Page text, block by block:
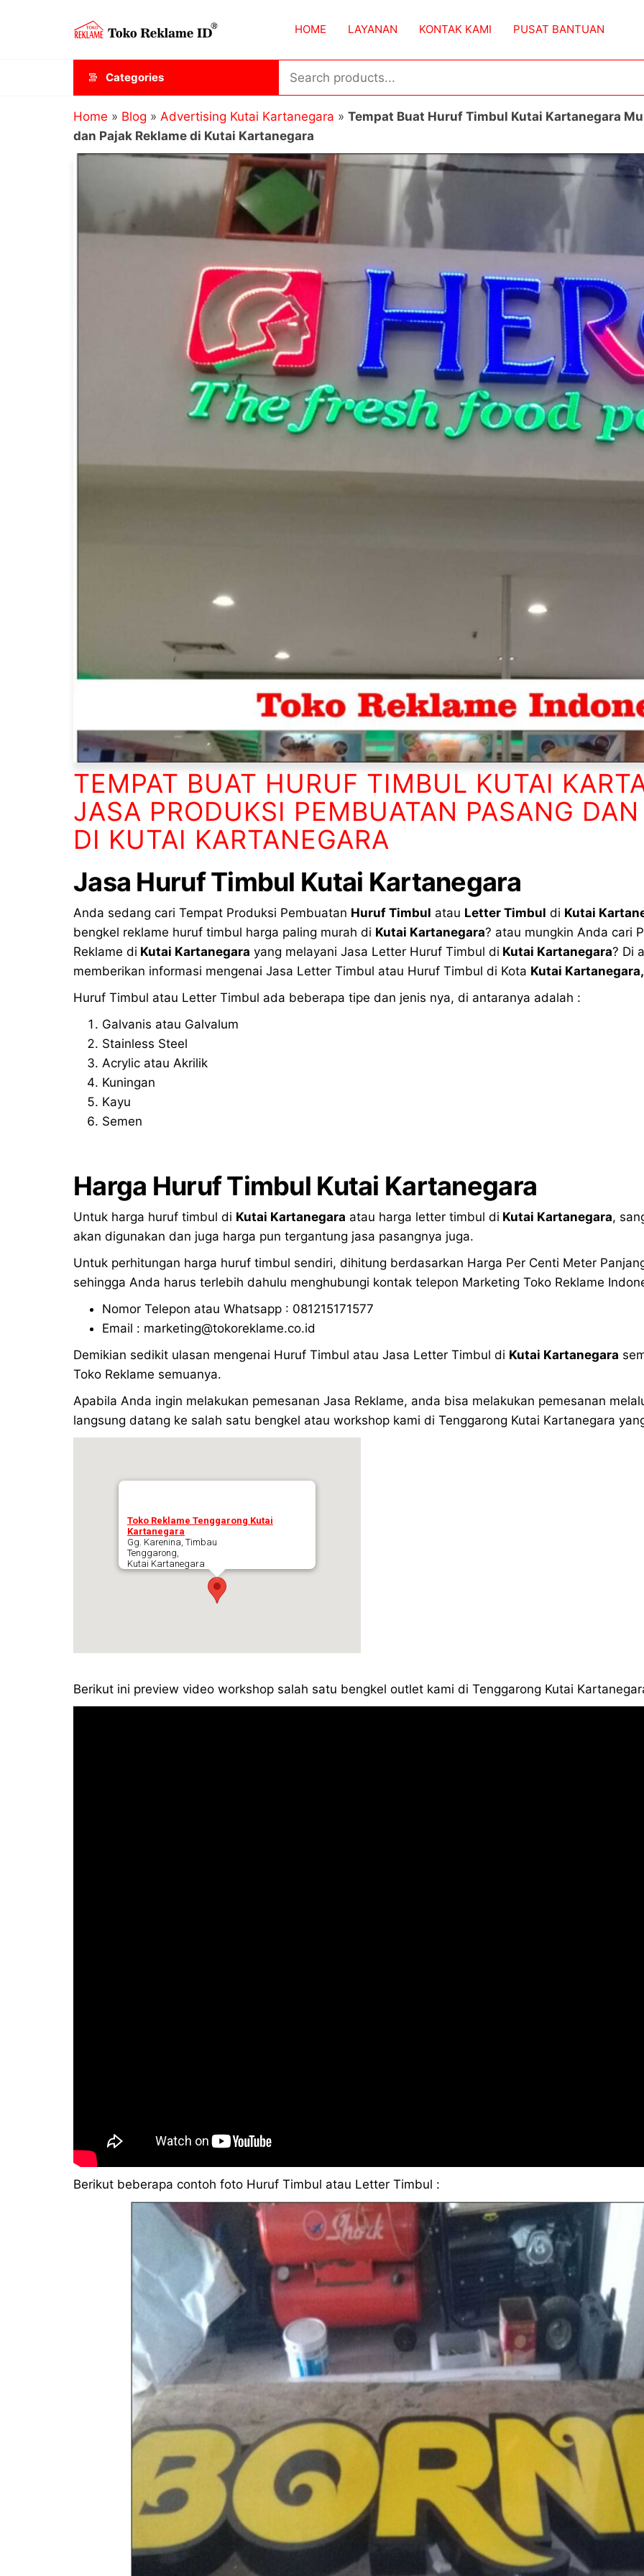
ID
HOME LAYANAN KONTAK KAMI PUSAT BANTUAN
Categories
Home » Blog » Advertising Kutai Kartanegara » Tempat Buat Huruf Timbul Kutai Kartanegara
dan Pajak Reklame di Kutai Kartanegara
TEMPAT BUAT HURUF TIMBUL KUTAI
JASA PRODUKSI PEMBUATAN PASANG
DI KUTAI KARTANEGARA
Jasa Huruf Timbul Kutai Kartanegara
Anda sedang cari Tempat Produksi Pembuatan Huruf Timbul atau Letter Timbul di Kutai
bengkel reklame huruf timbul harga paling murah di Kutai Kartanegara? atau mungkin Anda cari
Reklame di Kutai Kartanegara yang melayani Jasa Letter Huruf Timbul di Kutai Kartanegara? Di
memberikan informasi mengenai Jasa Letter Timbul atau Huruf Timbul di Kota Kutai Kartanegara,
Huruf Timbul atau Letter Timbul ada beberapa tipe dan jenis nya, di antaranya adalah :
Galvanis atau Galvalum
Stainless Steel
Acrylic atau Akrilik
Kuningan
Kayu
Semen
Harga Huruf Timbul Kutai Kartanegara
Untuk harga huruf timbul di Kutai Kartanegara atau harga letter timbul di Kutai Kartanegara,
akan digunakan dan juga harga pun tergantung jasa pasangnya juga.
Untuk perhitungan harga huruf timbul sendiri, dihitung berdasarkan Harga Per Centi Meter
sehingga Anda harus terlebih dahulu menghubungi kontak telepon Marketing Toko Reklame
Nomor Telepon atau Whatsapp : 081215171577
Email : marketing@tokoreklame.co.id
Demikian sedikit ulasan mengenai Huruf Timbul atau Jasa Letter Timbul di Kutai Kartanegara
Toko Reklame semuanya.
Apabila Anda ingin melakukan pemesanan Jasa Reklame, anda bisa melakukan pemesanan
langsung datang ke salah satu bengkel atau workshop kami di Tenggarong Kutai Kartanegara
Toko Reklame Tenggarong Kutai
Kartanegara
Gg. Karenina, Timbau
Tenggarong,
Kutai Kartanegara
Berikut ini preview video workshop salah satu bengkel outlet kami di Tenggarong Kutai
Berikut beberapa contoh foto Huruf Timbul atau Letter Timbul :